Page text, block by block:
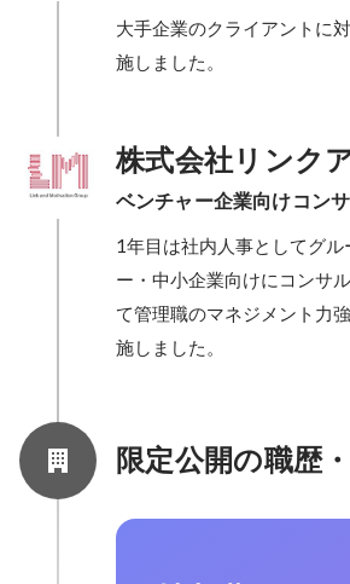
大手企業のクライアントに
施しました。
株式会社リンク
ベンチャー企業向けコン
1年目は社内人事としてグ
ー・中小企業向けにコンサ
て管理職のマネジメント力
施しました。
限定公開の職歴